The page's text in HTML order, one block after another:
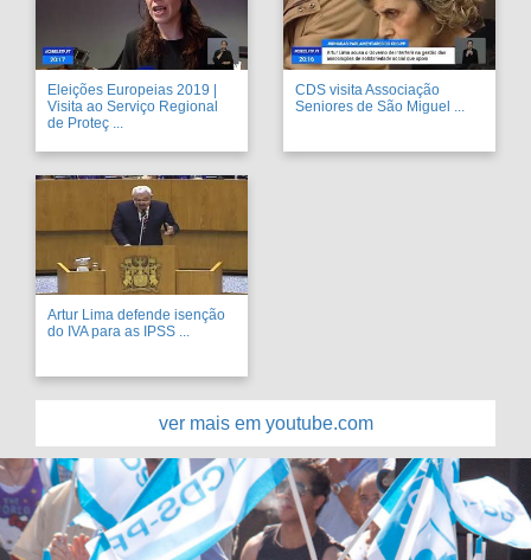
Eleições Europeias 2019 |
Visita ao Serviço Regional
de Proteç ...
CDS visita Associação
Seniores de São Miguel ...
Artur Lima defende isenção
do IVA para as IPSS ...
ver mais em youtube.com